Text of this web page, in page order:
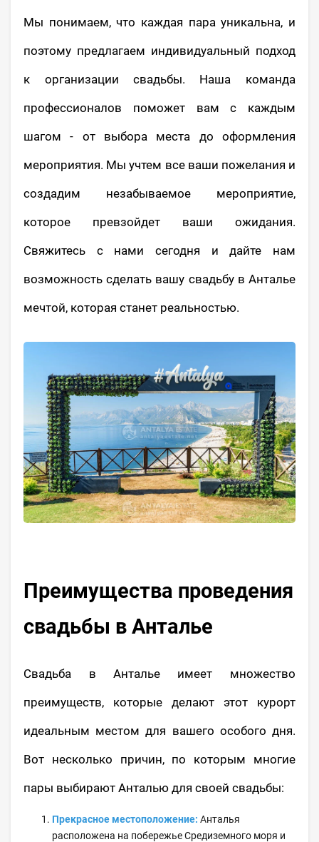
Мы понимаем, что каждая пара уникальна, и
поэтому предлагаем индивидуальный подход
к организации свадьбы. Наша команда
профессионалов поможет вам с каждым
шагом - от выбора места до оформления
мероприятия. Мы учтем все ваши пожелания и
создадим незабываемое мероприятие,
которое превзойдет ваши ожидания.
Свяжитесь с нами сегодня и дайте нам
возможность сделать вашу свадьбу в Анталье
мечтой, которая станет реальностью.
Преимущества проведения
свадьбы в Анталье
Свадьба в Анталье имеет множество
преимуществ, которые делают этот курорт
идеальным местом для вашего особого дня.
Вот несколько причин, по которым многие
пары выбирают Анталью для своей свадьбы:
Прекрасное местоположение: Анталья
расположена на побережье Средиземного моря и